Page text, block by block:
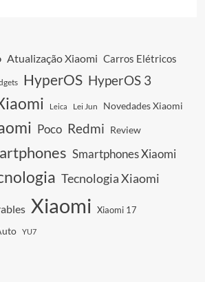
Atualização Xiaomi Carros Elétricos
HyperOS HyperOS 3
Leica Lei Jun Novedades Xiaomi
Poco Redmi Review
Smartphones Xiaomi
Tecnologia Xiaomi
Xiaomi Xiaomi 17
YU7